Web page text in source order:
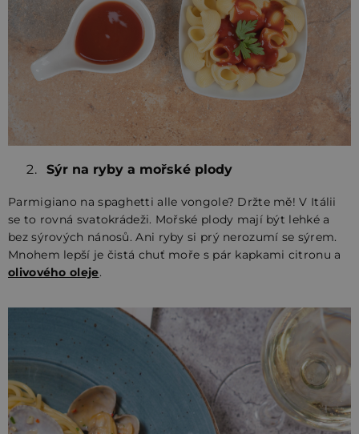
Sýr na ryby a mořské plody
Parmigiano na spaghetti alle vongole? Držte mě! V Itálii
se to rovná svatokrádeži. Mořské plody mají být lehké a
bez sýrových nánosů. Ani ryby si prý nerozumí se sýrem.
Mnohem lepší je čistá chuť moře s pár kapkami citronu a
olivového oleje.